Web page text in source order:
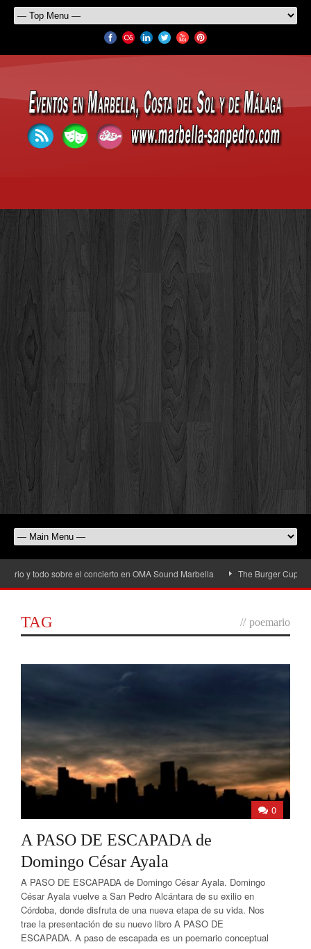
y todo sobre el concierto en OMA Sound Marbella The Burger Cup
TAG // poemario
0
A PASO DE ESCAPADA de
Domingo César Ayala
A PASO DE ESCAPADA de Domingo César Ayala. Domingo
César Ayala vuelve a San Pedro Alcántara de su exilio en
Córdoba, donde disfruta de una nueva etapa de su vida. Nos
trae la presentación de su nuevo libro A PASO DE
ESCAPADA. A paso de escapada es un poemario conceptual